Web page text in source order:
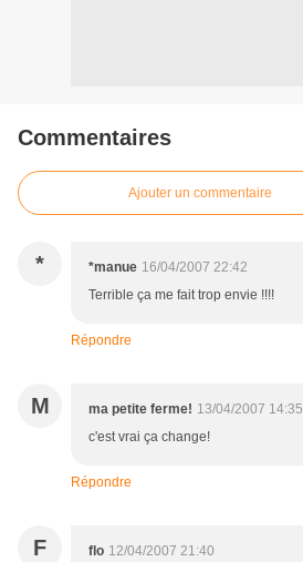
Commentaires
Ajouter un commentaire
* *manue 16/04/2007 22:42
Terrible ça me fait trop envie !!!!
Répondre
M ma petite ferme! 13/04/2007 14:35
c'est vrai ça change!
Répondre
F flo 12/04/2007 21:40